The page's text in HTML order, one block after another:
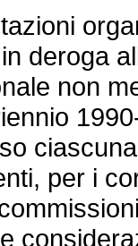
deroga
non
per i